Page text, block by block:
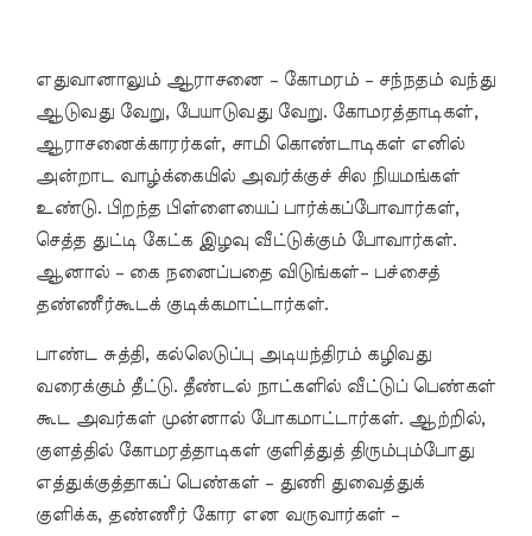
எதுவானாலும் ஆராசனை – கோமரம் – சந்நதம் வந்து
ஆடுவது வேறு, பேயாடுவது வேறு. கோமரத்தாடிகள்,
ஆராசனைக்காரர்கள், சாமி கொண்டாடிகள் எனில்
அன்றாட வாழ்க்கையில் அவர்க்குச் சில நியமங்கள்
உண்டு. பிறந்த பிள்ளையைப் பார்க்கப்போவார்கள்,
செத்த துட்டி கேட்க இழவு வீட்டுக்கும் போவார்கள்.
ஆனால் – கை நனைப்பதை விடுங்கள்– பச்சைத்
தண்ணீர்கூடக் குடிக்கமாட்டார்கள்.
பாண்ட சுத்தி, கல்லெடுப்பு அடியந்திரம் கழிவது
வரைக்கும் தீட்டு. தீண்டல் நாட்களில் வீட்டுப் பெண்கள்
கூட அவர்கள் முன்னால் போகமாட்டார்கள். ஆற்றில்,
குளத்தில் கோமரத்தாடிகள் குளித்துத் திரும்பும்போது
எத்துக்குத்தாகப் பெண்கள் – துணி துவைத்துக்
குளிக்க, தண்ணீர் கோர என வருவார்கள் –